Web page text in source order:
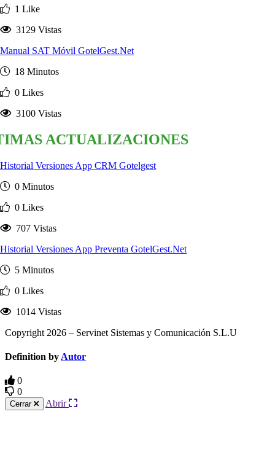
1 Like
3129 Vistas
Manual SAT Móvil GotelGest.Net
18 Minutos
0 Likes
3100 Vistas
ACTUALIZACIONES
Historial Versiones App CRM Gotelgest
0 Minutos
0 Likes
707 Vistas
Historial Versiones App Preventa GotelGest.Net
5 Minutos
0 Likes
1014 Vistas
Copyright 2026 – Servinet Sistemas y Comunicación S.L.U
Definition by Autor
0
0
Cerrar Abrir